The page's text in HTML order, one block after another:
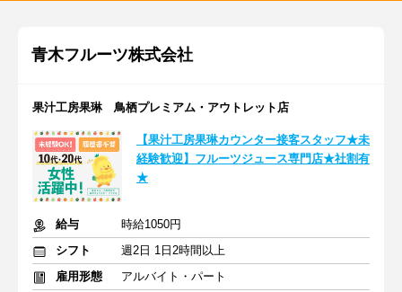
青木フルーツ株式会社
果汁工房果琳 鳥栖プレミアム・アウトレット店
【果汁工房果琳カウンター接客スタッフ★未
経験歓迎】フルーツジュース専門店★社割有
★
給与
時給1050円
シフト
週2日 1日2時間以上
雇用形態
アルバイト・パート